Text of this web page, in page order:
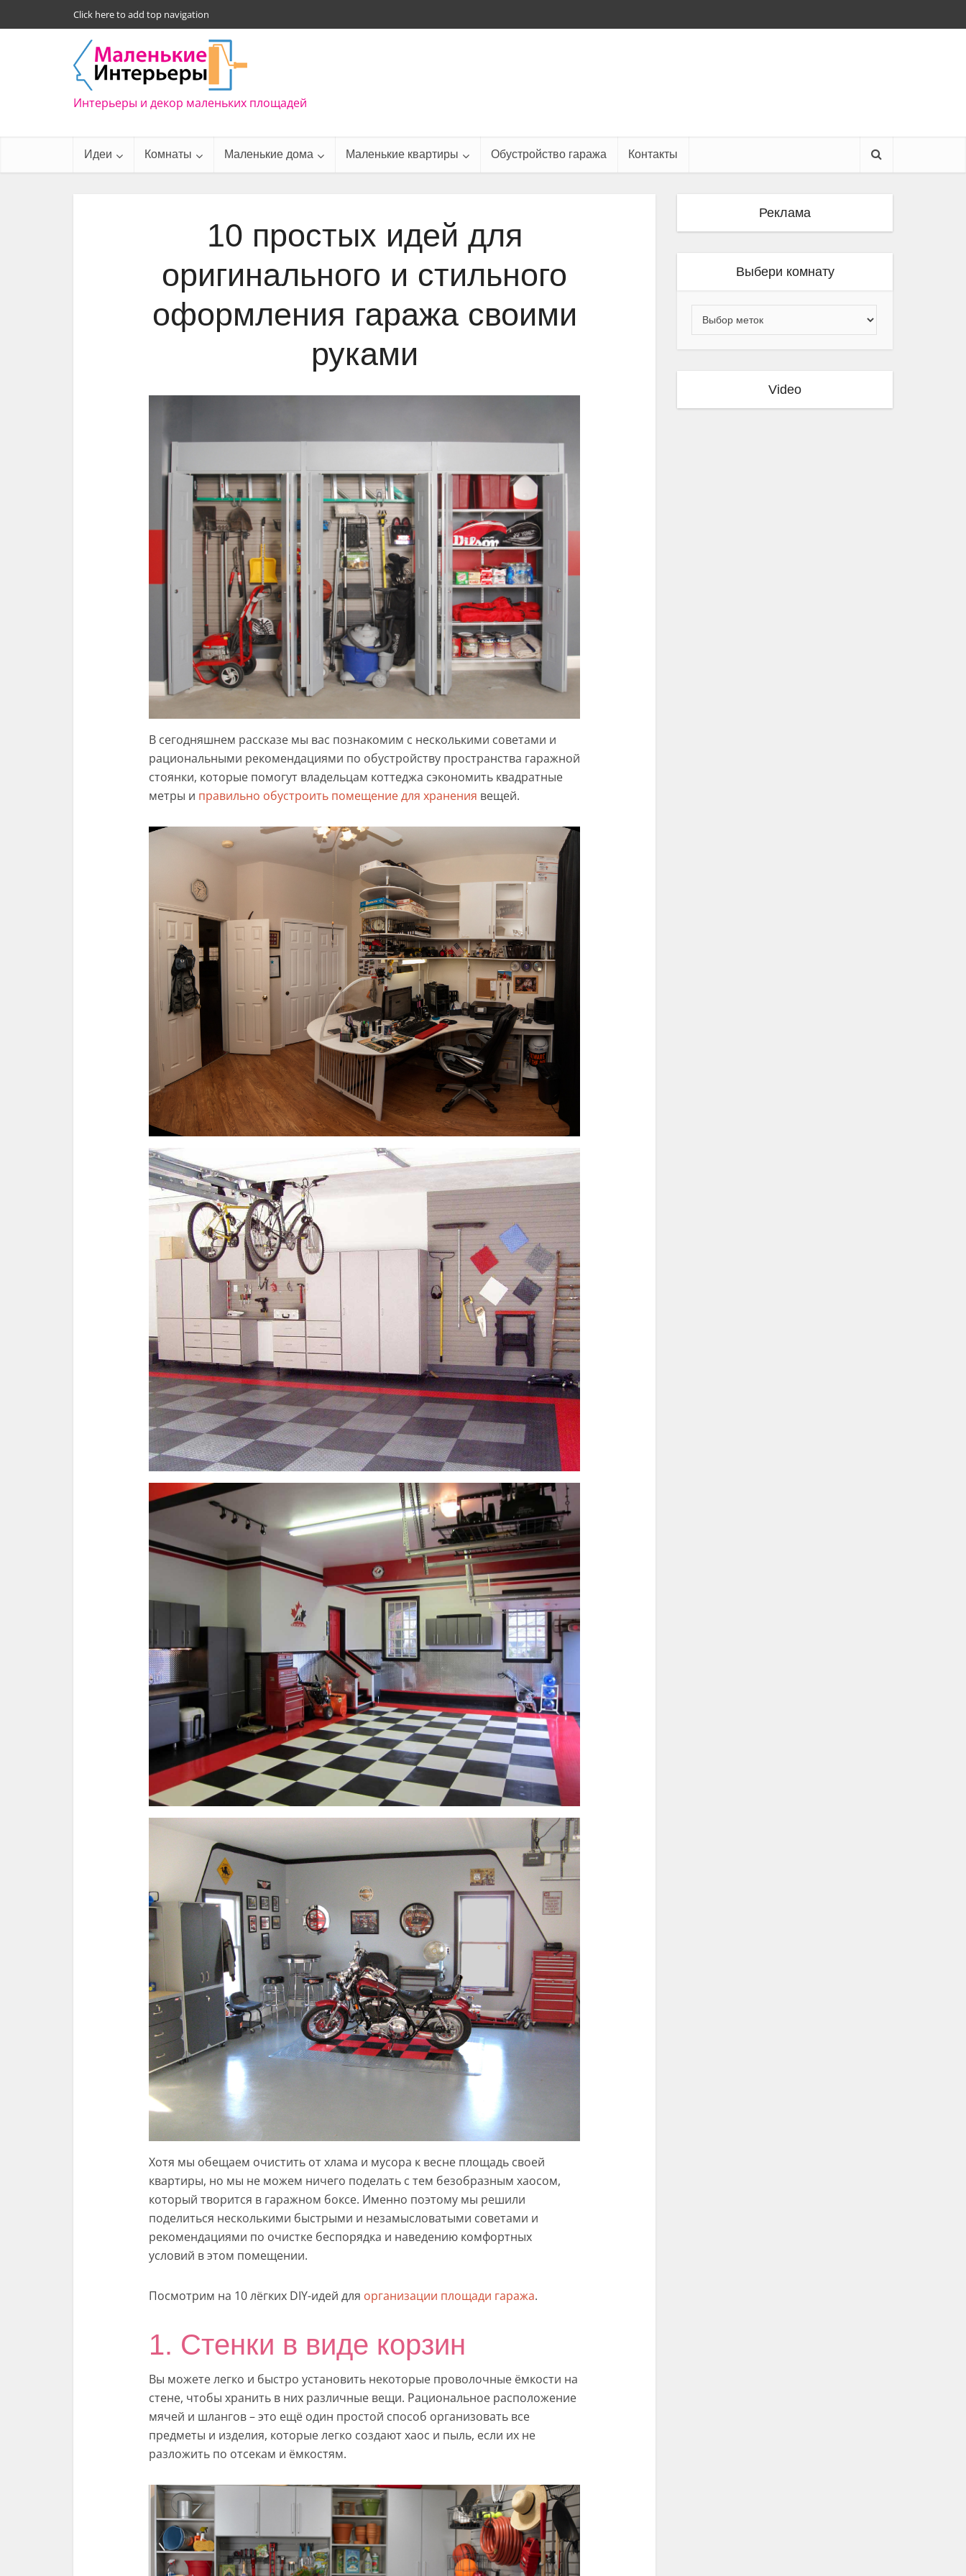
Click here to add top navigation
Интерьеры и декор маленьких площадей
Идеи Комнаты Маленькие дома Маленькие квартиры Обустройство гаража Контакты
10 простых идей для
оригинального и стильного
оформления гаража своими
руками
В сегодняшнем рассказе мы вас познакомим с несколькими советами и
рациональными рекомендациями по обустройству пространства гаражной
стоянки, которые помогут владельцам коттеджа сэкономить квадратные
метры и правильно обустроить помещение для хранения вещей.
Хотя мы обещаем очистить от хлама и мусора к весне площадь своей
квартиры, но мы не можем ничего поделать с тем безобразным хаосом,
который творится в гаражном боксе. Именно поэтому мы решили
поделиться несколькими быстрыми и незамысловатыми советами и
рекомендациями по очистке беспорядка и наведению комфортных
условий в этом помещении.
Посмотрим на 10 лёгких DIY-идей для организации площади гаража.
1. Стенки в виде корзин
Вы можете легко и быстро установить некоторые проволочные ёмкости на
стене, чтобы хранить в них различные вещи. Рациональное расположение
мячей и шлангов – это ещё один простой способ организовать все
предметы и изделия, которые легко создают хаос и пыль, если их не
разложить по отсекам и ёмкостям.
Реклама
Выбери комнату
Video